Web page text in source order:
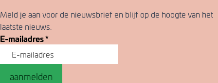
Meld je aan voor de nieuwsbrief en blijf op de hoogte van het
laatste nieuws.
E-mailadres*
aanmelden